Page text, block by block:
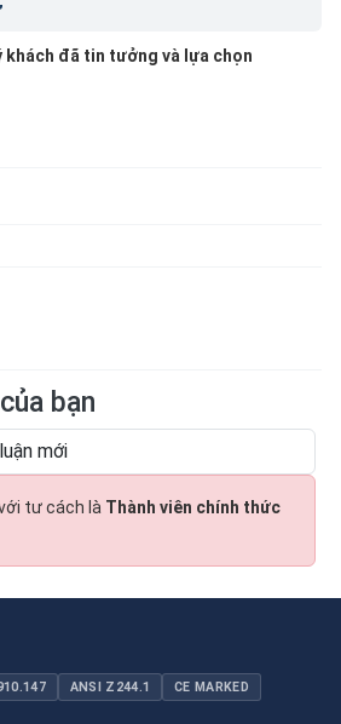
khách đã tin tưởng và lựa chọn
bạn
tư cách là Thành viên chính thức
ANSI Z244.1 CE MARKED